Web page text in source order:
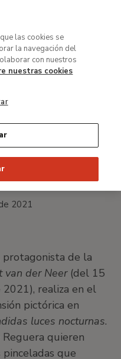
resource.
del
Reguera
2021
de la
van der Neer(del 15
realiza en el
pictórica en
luces nocturnas.
quieren
que
las cookies se
la navegación del
con nuestros
nuestras cookies